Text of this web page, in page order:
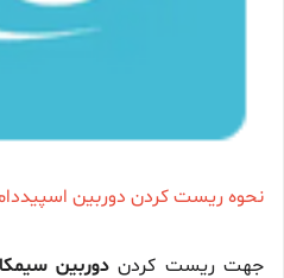
نحوه ریست کردن دوربین
جهت ریست کردن دوربین